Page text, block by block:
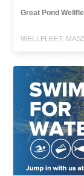
Great Pond
WELLFLEET,